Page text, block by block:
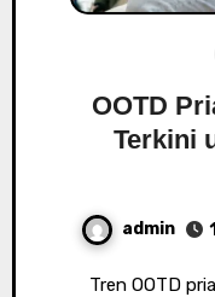
OOTD
Terkini
admin
Tren OOTD pria di tahun 2025 menunjukkan